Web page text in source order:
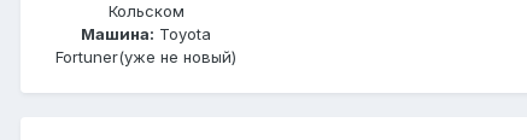
Кольском
Машина: Toyota
Fortuner(уже не новый)